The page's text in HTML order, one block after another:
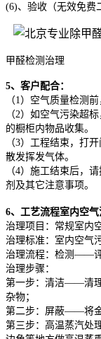
(6)、验收（无效免费
甲醛检测治理
5、客户配合：
（1）空气质量检测
（2）如空气污染超
的橱柜内物品收集。
（3）工程结束，打
散发挥发气体。
（4）施工结束后，
剂及其它注意事项。
6、工艺流程室内空
治理项目：常规室内
治理标准：室内空气
治理流程：检测
治理步骤：
第一步：清洁——清
杂物；
第二步：屏蔽——将金
第三步：高温蒸汽处